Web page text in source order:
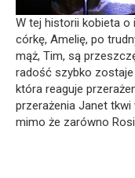
W tej historii kobieta o
córkę, Amelię, po
mąż, Tim, są
radość szybko
która reaguje
przerażenia Janet
mimo że zarówno